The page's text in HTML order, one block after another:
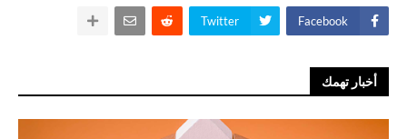
Facebook
Twitter
أخبار تهمك